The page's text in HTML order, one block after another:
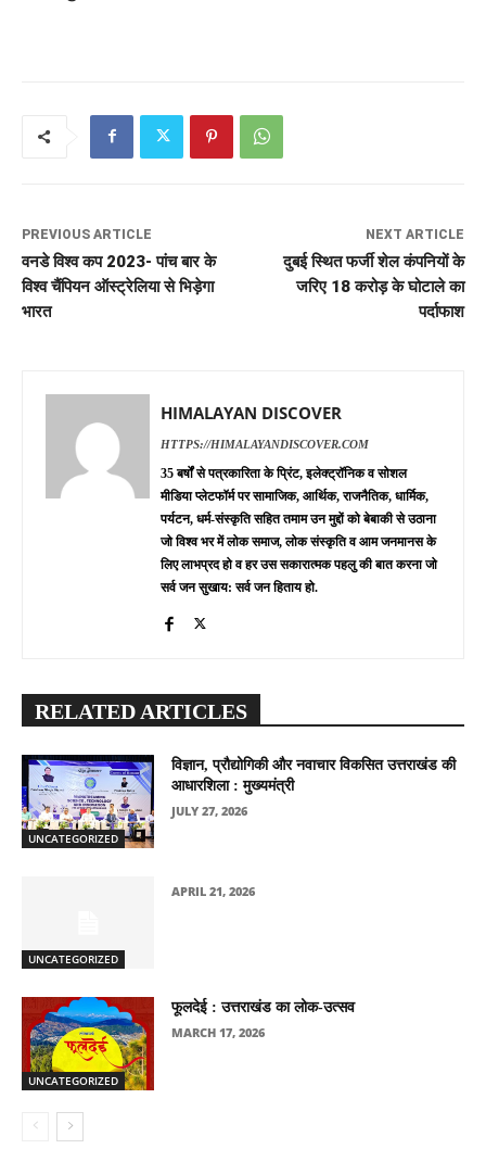
PREVIOUS ARTICLE
वनडे विश्व कप 2023- पांच बार के
विश्व चैंपियन ऑस्ट्रेलिया से भिड़ेगा
भारत
NEXT ARTICLE
दुबई स्थित फर्जी शेल कंपनियों के
जरिए 18 करोड़ के घोटाले का
पर्दाफाश
HIMALAYAN DISCOVER
HTTPS://HIMALAYANDISCOVER.COM
35 बर्षों से पत्रकारिता के प्रिंट, इलेक्ट्रॉनिक व सोशल
मीडिया प्लेटफॉर्म पर सामाजिक, आर्थिक, राजनैतिक, धार्मिक,
पर्यटन, धर्म-संस्कृति सहित तमाम उन मुद्दों को बेबाकी से उठाना
जो विश्व भर में लोक समाज, लोक संस्कृति व आम जनमानस के
लिए लाभप्रद हो व हर उस सकारात्मक पहलु की बात करना जो
सर्व जन सुखाय: सर्व जन हिताय हो.
RELATED ARTICLES
UNCATEGORIZED
विज्ञान, प्रौद्योगिकी और नवाचार विकसित उत्तराखंड की
आधारशिला : मुख्यमंत्री
JULY 27, 2026
UNCATEGORIZED
APRIL 21, 2026
UNCATEGORIZED
फूलदेई : उत्तराखंड का लोक-उत्सव
MARCH 17, 2026